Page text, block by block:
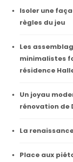
Isoler une
règles du jeu
Les
minimalistes
résidence
Un joyau
rénovation de
La
Place aux